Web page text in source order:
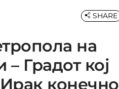
на
Градот кој
конечно
SHARE